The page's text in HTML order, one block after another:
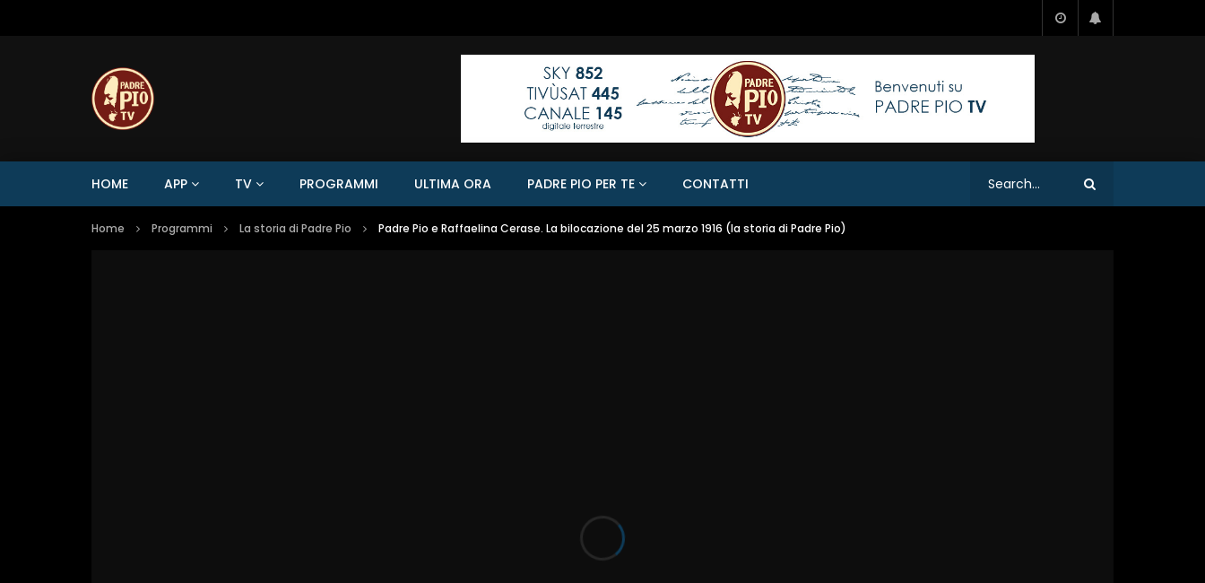
HOME APP TV PROGRAMMI ULTIMA ORA PADRE PIO PER TE CONTATTI
Home Programmi La storia di Padre Pio Padre Pio e Raffaelina Cerase. La bilocazione del 25 marzo 1916 (la storia di Padre Pio)